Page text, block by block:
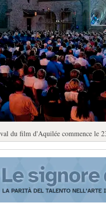
du film d'Aquilée commence le